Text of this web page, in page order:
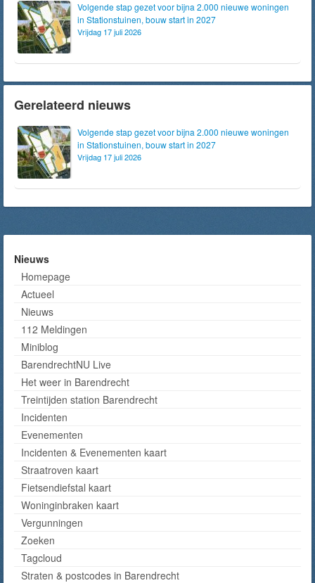
Volgende stap gezet voor bijna 2.000 nieuwe woningen
in Stationstuinen, bouw start in 2027
Vrijdag 17 juli 2026
Gerelateerd nieuws
Volgende stap gezet voor bijna 2.000 nieuwe woningen
in Stationstuinen, bouw start in 2027
Vrijdag 17 juli 2026
Nieuws
Homepage
Actueel
Nieuws
112 Meldingen
Miniblog
BarendrechtNU Live
Het weer in Barendrecht
Treintijden station Barendrecht
Incidenten
Evenementen
Incidenten & Evenementen kaart
Straatroven kaart
Fietsendiefstal kaart
Woninginbraken kaart
Vergunningen
Zoeken
Tagcloud
Straten & postcodes in Barendrecht